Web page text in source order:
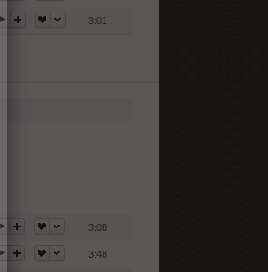
3:01
3:08
3:48